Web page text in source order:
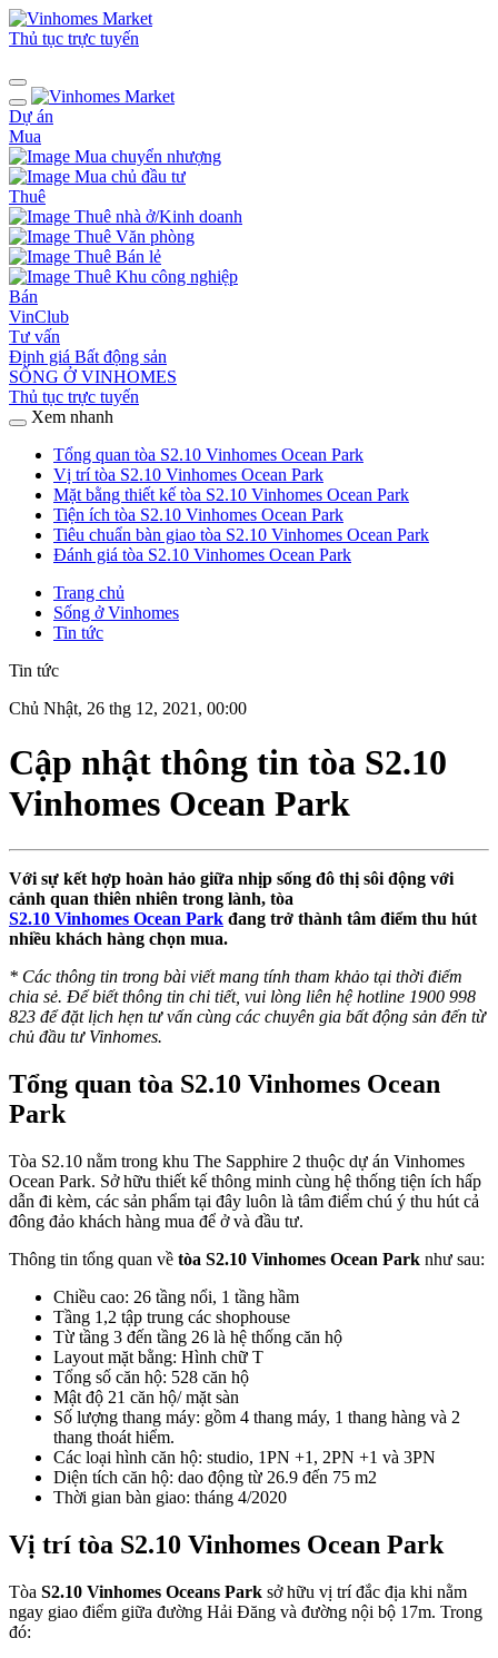
Thủ tục trực tuyến
Dự án
Mua
Mua chuyển nhượng
Mua chủ đầu tư
Thuê
Thuê nhà ở/Kinh doanh
Thuê Văn phòng
Thuê Bán lẻ
Thuê Khu công nghiệp
Bán
VinClub
Tư vấn
Định giá Bất động sản
SỐNG Ở VINHOMES
Thủ tục trực tuyến
Xem nhanh
Tổng quan tòa S2.10 Vinhomes Ocean Park
Vị trí tòa S2.10 Vinhomes Ocean Park
Mặt bằng thiết kế tòa S2.10 Vinhomes Ocean Park
Tiện ích tòa S2.10 Vinhomes Ocean Park
Tiêu chuẩn bàn giao tòa S2.10 Vinhomes Ocean Park
Đánh giá tòa S2.10 Vinhomes Ocean Park
Trang chủ
Sống ở Vinhomes
Tin tức
Tin tức
Chủ Nhật, 26 thg 12, 2021, 00:00
Cập nhật thông tin tòa S2.10
Vinhomes Ocean Park
Với sự kết hợp hoàn hảo giữa nhịp sống đô thị sôi động với
cảnh quan thiên nhiên trong lành, tòa
S2.10 Vinhomes Ocean Park đang trở thành tâm điểm thu hút
nhiều khách hàng chọn mua.
* Các thông tin trong bài viết mang tính tham khảo tại thời điểm
chia sẻ. Để biết thông tin chi tiết, vui lòng liên hệ hotline 1900 998
823 để đặt lịch hẹn tư vấn cùng các chuyên gia bất động sản đến từ
chủ đầu tư Vinhomes.
Tổng quan tòa S2.10 Vinhomes Ocean
Park
Tòa S2.10 nằm trong khu The Sapphire 2 thuộc dự án Vinhomes
Ocean Park. Sở hữu thiết kế thông minh cùng hệ thống tiện ích hấp
dẫn đi kèm, các sản phẩm tại đây luôn là tâm điểm chú ý thu hút cả
đông đảo khách hàng mua để ở và đầu tư.
Thông tin tổng quan về tòa S2.10 Vinhomes Ocean Park như sau:
Chiều cao: 26 tầng nổi, 1 tầng hầm
Tầng 1,2 tập trung các shophouse
Từ tầng 3 đến tầng 26 là hệ thống căn hộ
Layout mặt bằng: Hình chữ T
Tổng số căn hộ: 528 căn hộ
Mật độ 21 căn hộ/ mặt sàn
Số lượng thang máy: gồm 4 thang máy, 1 thang hàng và 2
thang thoát hiểm.
Các loại hình căn hộ: studio, 1PN +1, 2PN +1 và 3PN
Diện tích căn hộ: dao động từ 26.9 đến 75 m2
Thời gian bàn giao: tháng 4/2020
Vị trí tòa S2.10 Vinhomes Ocean Park
Tòa S2.10 Vinhomes Oceans Park sở hữu vị trí đắc địa khi nằm
ngay giao điểm giữa đường Hải Đăng và đường nội bộ 17m. Trong
đó: